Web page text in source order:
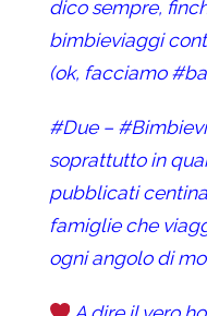
dico sempre,
bimbieviaggi
(ok, facciamo
#Due–
soprattutto in
pubblicati
famiglie che
ogni angolo di